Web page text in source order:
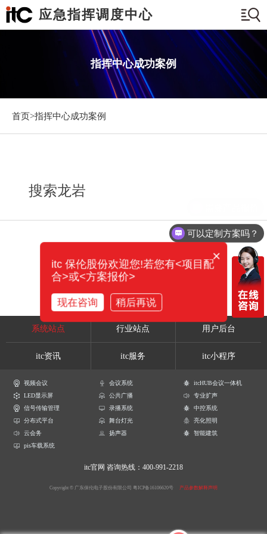
应急指挥调度中心
指挥中心成功案例
首页>指挥中心成功案例
搜索龙岩
系统站点 行业站点 用户后台
itc资讯 itc服务 itc小程序
视频会议 会议系统
itcHUB会议一体机
LED显示屏
公共广播
专业扩声
信号传输管理
录播系统
中控系统
分布式平台
舞台灯光
亮化照明
云会务
扬声器
智能建筑
pis车载系统
itc官网 咨询热线：400-991-2218
Copyright © 广东保伦电子股份有限公司 粤ICP备16106620号 产品参数解释声明
可以定制方案吗？
×
itc 保伦股份欢迎您!若您有<项目配
合>或<方案报价>
现在咨询 稍后再说